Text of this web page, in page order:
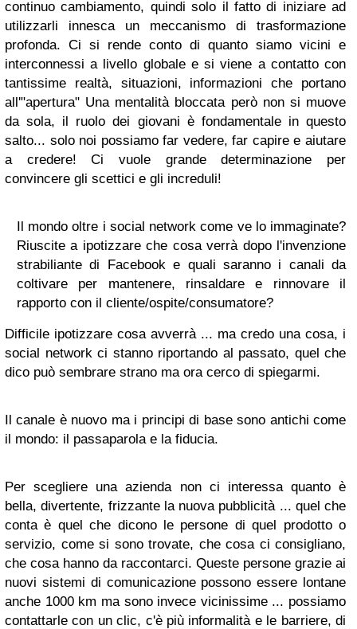
continuo cambiamento, quindi solo il fatto di iniziare ad
utilizzarli innesca un meccanismo di trasformazione
profonda. Ci si rende conto di quanto siamo vicini e
interconnessi a livello globale e si viene a contatto con
tantissime realtà, situazioni, informazioni che portano
all'"apertura" Una mentalità bloccata però non si muove
da sola, il ruolo dei giovani è fondamentale in questo
salto... solo noi possiamo far vedere, far capire e aiutare
a credere! Ci vuole grande determinazione per
convincere gli scettici e gli increduli!
Il mondo oltre i social network come ve lo immaginate?
Riuscite a ipotizzare che cosa verrà dopo l'invenzione
strabiliante di Facebook e quali saranno i canali da
coltivare per mantenere, rinsaldare e rinnovare il
rapporto con il cliente/ospite/consumatore?
Difficile ipotizzare cosa avverrà ... ma credo una cosa, i
social network ci stanno riportando al passato, quel che
dico può sembrare strano ma ora cerco di spiegarmi.
Il canale è nuovo ma i principi di base sono antichi come
il mondo: il passaparola e la fiducia.
Per scegliere una azienda non ci interessa quanto è
bella, divertente, frizzante la nuova pubblicità ... quel che
conta è quel che dicono le persone di quel prodotto o
servizio, come si sono trovate, che cosa ci consigliano,
che cosa hanno da raccontarci. Queste persone grazie ai
nuovi sistemi di comunicazione possono essere lontane
anche 1000 km ma sono invece vicinissime ... possiamo
contattarle con un clic, c'è più informalità e le barriere, di